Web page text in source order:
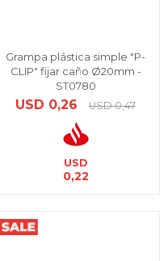
Grampa plástica simple "P-
CLIP" fijar caño Ø20mm -
ST0780
USD 0,26 USD 0,47
USD
0,22